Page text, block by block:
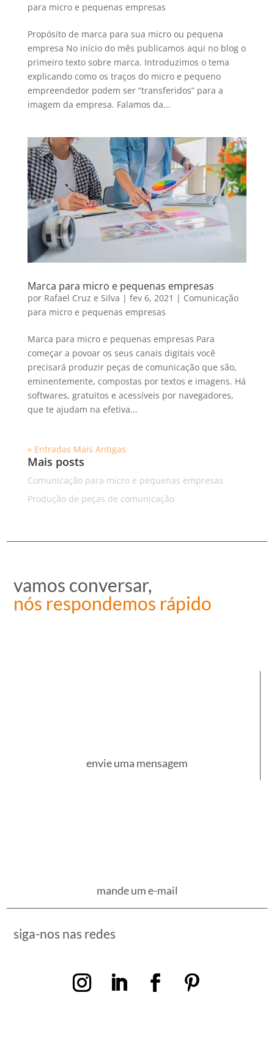
para micro e pequenas empresas
Propósito de marca para sua micro ou pequena
empresa No início do mês publicamos aqui no blog o
primeiro texto sobre marca. Introduzimos o tema
explicando como os traços do micro e pequeno
empreendedor podem ser “transferidos” para a
imagem da empresa. Falamos da...
Marca para micro e pequenas empresas
por Rafael Cruz e Silva | fev 6, 2021 | Comunicação
para micro e pequenas empresas
Marca para micro e pequenas empresas Para
começar a povoar os seus canais digitais você
precisará produzir peças de comunicação que são,
eminentemente, compostas por textos e imagens. Há
softwares, gratuitos e acessíveis por navegadores,
que te ajudam na efetiva...
« Entradas Mais Antigas
Mais posts
Comunicação para micro e pequenas empresas
Produção de peças de comunicação
vamos conversar,
nós respondemos rápido
envie uma mensagem
mande um e-mail
siga-nos nas redes